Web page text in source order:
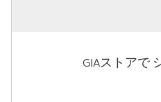
GIAストアで